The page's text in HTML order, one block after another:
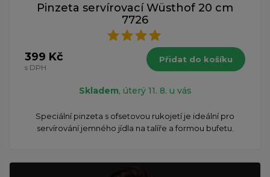
Pinzeta servírovací Wüsthof 20 cm
7726
399 Kč
s DPH
Přidat do košíku
Skladem, úterý 11. 8. u vás
Speciální pinzeta s ofsetovou rukojetí je ideální pro
servírování jemného jídla na talíře a formou bufetu.